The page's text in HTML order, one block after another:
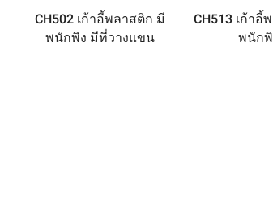
CH502 เก้าอี้พลาสติก มี
พนักพิง มีที่วางแขน
CH513 เก้าอี้
พนัก